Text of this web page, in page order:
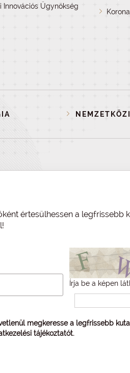
Innovációs Ügynökség
értesülhessen a legfrissebb
Írja be a képen
megkeresse a legfrissebb
tájékoztatót.